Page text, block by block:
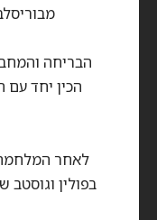
הבריחה
הכין יחד
לאחר
בפולין וגוסטב